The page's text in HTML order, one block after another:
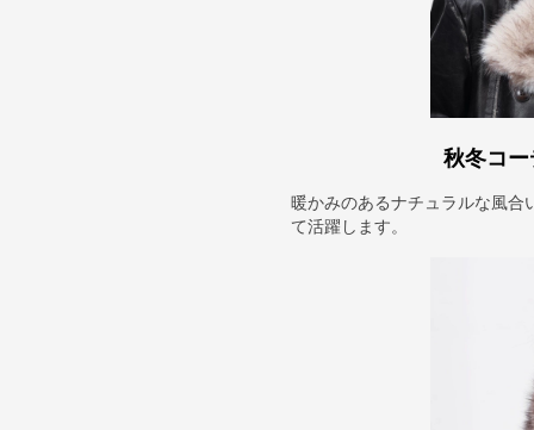
秋冬コ
暖かみのあるナチュラルな風合
て活躍します。